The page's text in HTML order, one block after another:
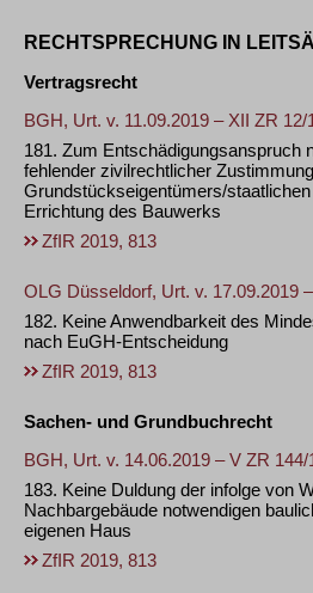
RECHTSPRECHUNG IN
Vertragsrecht
BGH, Urt. v. 11.09.2019 – XII ZR 12/
181. Zum Entschädigungsanspruch
fehlender zivilrechtlicher
Grundstückseigentümers/
Errichtung des Bauwerks
ZfIR 2019, 813
OLG Düsseldorf, Urt. v. 17.09.2019
182. Keine Anwendbarkeit des
nach EuGH-Entscheidung
ZfIR 2019, 813
Sachen- und Grundbuchrecht
BGH, Urt. v. 14.06.2019 – V ZR 144/
183. Keine Duldung der infolge von
Nachbargebäude notwendigen
eigenen Haus
ZfIR 2019, 813